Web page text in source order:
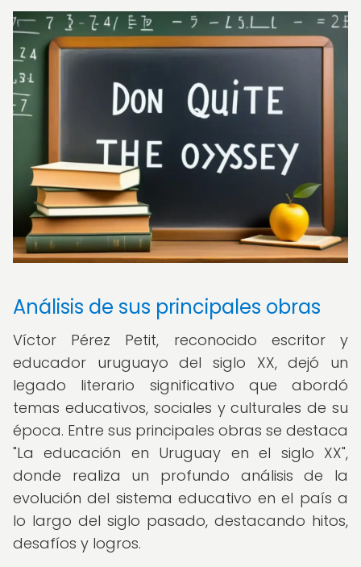
Análisis de sus principales obras
Víctor Pérez Petit, reconocido escritor y
educador uruguayo del siglo XX, dejó un
legado literario significativo que abordó
temas educativos, sociales y culturales de su
época. Entre sus principales obras se destaca
"La educación en Uruguay en el siglo XX",
donde realiza un profundo análisis de la
evolución del sistema educativo en el país a
lo largo del siglo pasado, destacando hitos,
desafíos y logros.